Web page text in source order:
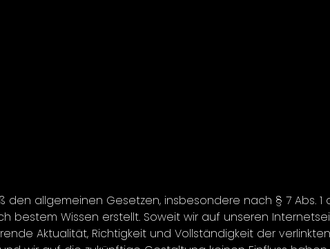
allgemeinen Gesetzen, insbesondere nach § 7 Abs. 1
Wissen erstellt. Soweit wir auf unseren
Aktualität, Richtigkeit und Vollständigkeit der